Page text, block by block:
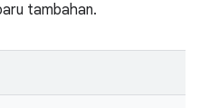
tambahan.